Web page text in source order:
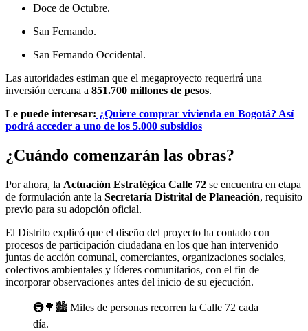
Doce de Octubre.
San Fernando.
San Fernando Occidental.
Las autoridades estiman que el megaproyecto requerirá una
inversión cercana a 851.700 millones de pesos.
Le puede interesar: ¿Quiere comprar vivienda en Bogotá? Así
podrá acceder a uno de los 5.000 subsidios
¿Cuándo comenzarán las obras?
Por ahora, la Actuación Estratégica Calle 72 se encuentra en etapa
de formulación ante la Secretaría Distrital de Planeación, requisito
previo para su adopción oficial.
El Distrito explicó que el diseño del proyecto ha contado con
procesos de participación ciudadana en los que han intervenido
juntas de acción comunal, comerciantes, organizaciones sociales,
colectivos ambientales y líderes comunitarios, con el fin de
incorporar observaciones antes del inicio de su ejecución.
🚇🌳🏙️ Miles de personas recorren la Calle 72 cada
día.